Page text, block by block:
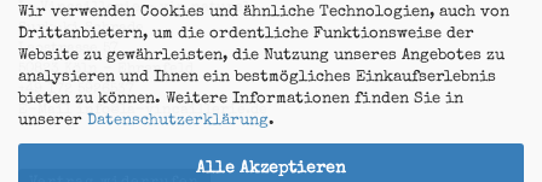
Wir verwenden Cookies und ähnliche Technologien, auch von
Drittanbietern, um die ordentliche Funktionsweise der
Website zu gewährleisten, die Nutzung unseres Angebotes zu
analysieren und Ihnen ein bestmögliches Einkaufserlebnis
bieten zu können. Weitere Informationen finden Sie in
unserer Datenschutzerklärung.
Alle Akzeptieren
La Vincaillerie - vin naturel
Surk-ki Schrade
Leostrasse 57
50823 Köln - Ehrenfeld
+49 172 5926537
info@la-vincaillerie.de